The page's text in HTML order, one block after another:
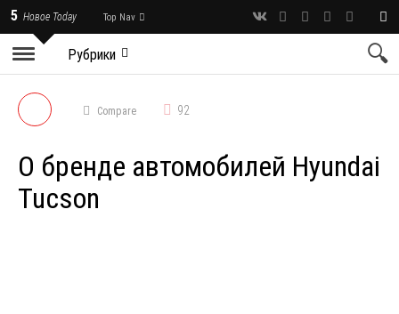
5 Новое Today Top Nav
Рубрики
Compare 92
О бренде автомобилей Hyundai
Tucson